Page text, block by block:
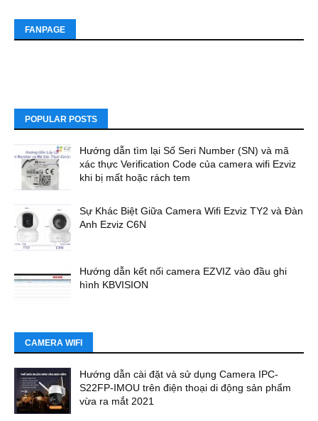
FANPAGE
POPULAR POSTS
Hướng dẫn tìm lại Số Seri Number (SN) và mã
xác thực Verification Code của camera wifi Ezviz
khi bị mất hoặc rách tem
Sự Khác Biệt Giữa Camera Wifi Ezviz TY2 và Đàn
Anh Ezviz C6N
Hướng dẫn kết nối camera EZVIZ vào đầu ghi
hình KBVISION
CAMERA WIFI
Hướng dẫn cài đặt và sử dụng Camera IPC-
S22FP-IMOU trên điện thoại di động sản phẩm
vừa ra mắt 2021